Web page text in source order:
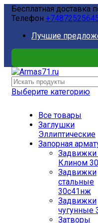
Бесплатная доставка
Телефон
Лучшие
Выберите категорию
Все товары
Заглушки
Эллиптические
Запорная
Задвижки
Клином
Задвижки
стальные
30с41нж
Задвижки
чугунные
Затворы